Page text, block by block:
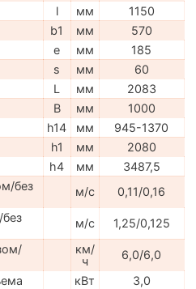
l мм
1150
b1 мм
570
e мм
185
s мм
60
L мм
2083
B мм
1000
h14 мм
945-1370
h1 мм
2080
h4 мм
3487,5
без
м/с
0,11/0,16
м/с
1,25/0,125
км/
ч
6,0/6,0
кВт
3,0